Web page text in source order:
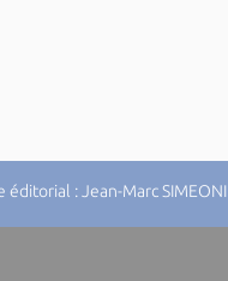
: Jean-Marc SIMEONI